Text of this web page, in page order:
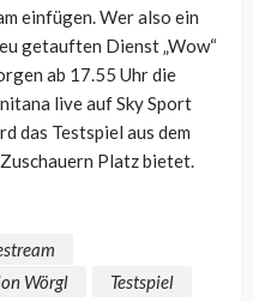
einfügen. Wer also ein
getauften Dienst „Wow“
ab 17.55 Uhr die
live auf Sky Sport
das Testspiel aus dem
Platz bietet.
Wörgl
Testspiel